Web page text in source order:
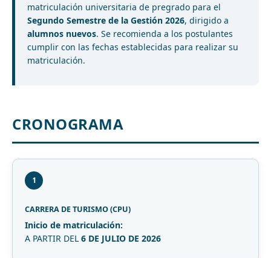
matriculación universitaria de pregrado para el
Segundo Semestre de la Gestión 2026, dirigido a
alumnos nuevos. Se recomienda a los postulantes
cumplir con las fechas establecidas para realizar su
matriculación.
CRONOGRAMA
1
CARRERA DE TURISMO (CPU)
Inicio de matriculación:
A PARTIR DEL 6 DE JULIO DE 2026